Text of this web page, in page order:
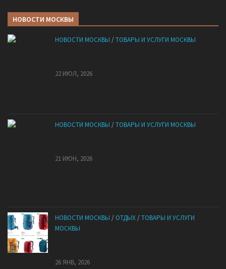
НОВОСТИ МОСКВЫ
НОВОСТИ МОСКВЫ /ТОВАРЫ И УСЛУГИ МОСКВЫ
22 ИЮЛ, 2026
НОВОСТИ МОСКВЫ /ТОВАРЫ И УСЛУГИ МОСКВЫ
21 ИЮН, 2026
НОВОСТИ МОСКВЫ / ОТДЫХ /ТОВАРЫ И УСЛУГИ
МОСКВЫ
26 ЯНВ, 2026